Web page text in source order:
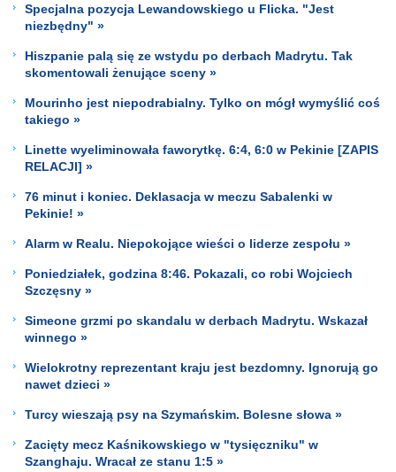
Specjalna pozycja Lewandowskiego u Flicka. "Jest
niezbędny" »
Hiszpanie palą się ze wstydu po derbach Madrytu. Tak
skomentowali żenujące sceny »
Mourinho jest niepodrabialny. Tylko on mógł wymyślić coś
takiego »
Linette wyeliminowała faworytkę. 6:4, 6:0 w Pekinie [ZAPIS
RELACJI] »
76 minut i koniec. Deklasacja w meczu Sabalenki w
Pekinie! »
Alarm w Realu. Niepokojące wieści o liderze zespołu »
Poniedziałek, godzina 8:46. Pokazali, co robi Wojciech
Szczęsny »
Simeone grzmi po skandalu w derbach Madrytu. Wskazał
winnego »
Wielokrotny reprezentant kraju jest bezdomny. Ignorują go
nawet dzieci »
Turcy wieszają psy na Szymańskim. Bolesne słowa »
Zacięty mecz Kaśnikowskiego w "tysięczniku" w
Szanghaju. Wracał ze stanu 1:5 »